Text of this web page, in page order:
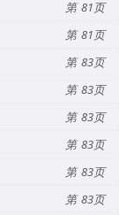
81
81
83
83
83
83
83
83